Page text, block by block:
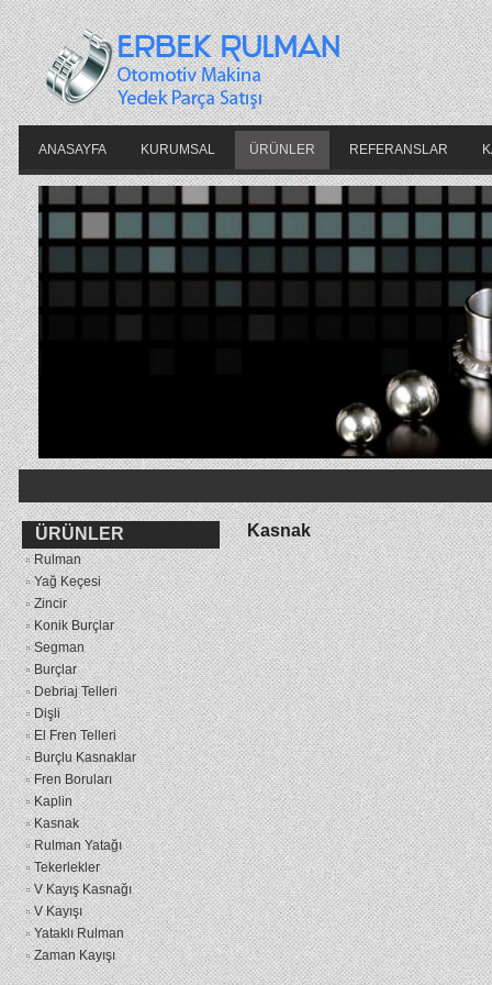
ANASAYFA KURUMSAL ÜRÜNLER REFERANSLAR
ÜRÜNLER
Rulman
Yağ Keçesi
Zincir
Konik Burçlar
Segman
Burçlar
Debriaj Telleri
Dişli
El Fren Telleri
Burçlu Kasnaklar
Fren Boruları
Kaplin
Kasnak
Rulman Yatağı
Tekerlekler
V Kayış Kasnağı
V Kayışı
Yataklı Rulman
Zaman Kayışı
Kasnak